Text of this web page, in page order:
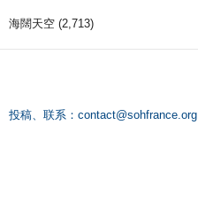
海闊天空 (2,713)
投稿、联系： contact@sohfrance.org